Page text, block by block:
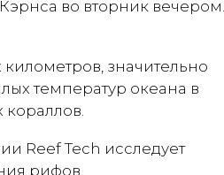
во вторник вечером.
значительно
температур океана в
кораллов.
Reef Tech исследует
рифов.